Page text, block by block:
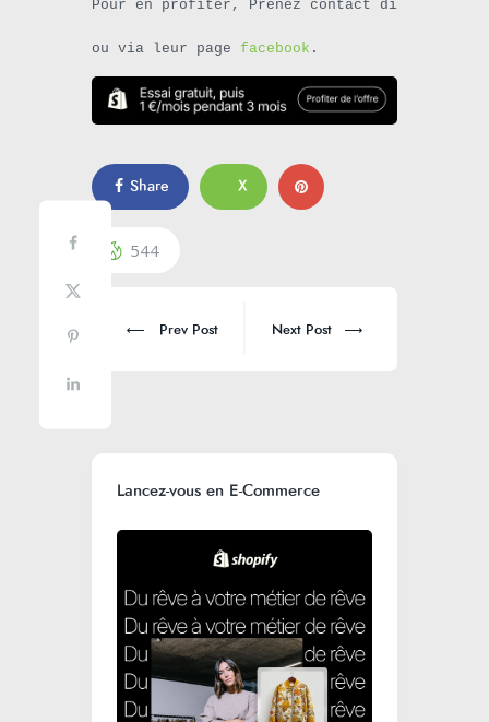
Pour en profiter, Prenez contact
ou via leur page facebook .
Share X
544
Prev Post Next Post
Lancez-vous en E-Commerce